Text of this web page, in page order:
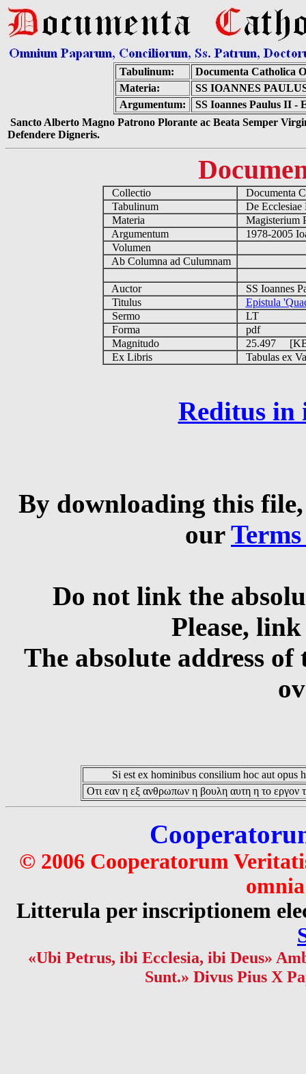
Tabulinum:
Documenta Catholica
Materia:
SS IOANNES
Argumentum:
SS Ioannes Paulus II -
Sancto Alberto Magno Patrono Plorante ac Beata Semper
Defendere Digneris.
Collectio
Documenta
Tabulinum
De
Materia
Magisterium
Argumentum
1978-2005
Volumen
Ab Columna ad Culumnam
Auctor
SS Ioannes
Titulus
Epistula
Sermo
LT
Forma
pdf
Magnitudo
25.497
Ex Libris
Tabulas ex
Reditus in
By downloading this
our
Do not link the
Please,
The absolute address
Si est ex hominibus consilium hoc aut opus
Οτι εαν η εξ ανθρωπων η βουλη αυτη η το εργον
© 2006 Cooperatorum
Litterula per inscriptionem
«Ubi Petrus, ibi Ecclesia, ibi Deus»
Sunt.» Divus Pius X